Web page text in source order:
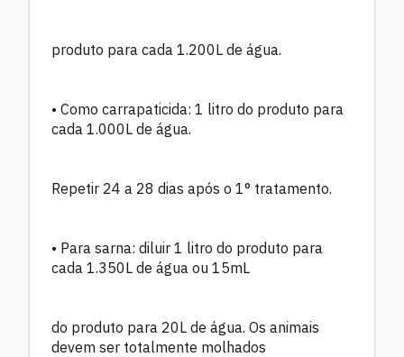
produto para cada 1.200L de água.
• Como carrapaticida: 1 litro do produto para
cada 1.000L de água.
Repetir 24 a 28 dias após o 1° tratamento.
• Para sarna: diluir 1 litro do produto para
cada 1.350L de água ou 15mL
do produto para 20L de água. Os animais
devem ser totalmente molhados